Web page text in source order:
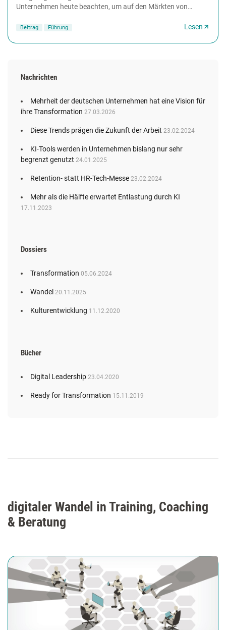
Unternehmen heute beachten, um auf den Märkten von
Beitrag Führung Lesen
Nachrichten
Mehrheit der deutschen Unternehmen hat eine Vision für
ihre Transformation 27.03.2026
Diese Trends prägen die Zukunft der Arbeit 23.02.2024
KI-Tools werden in Unternehmen bislang nur sehr
begrenzt genutzt 24.01.2025
Retention- statt HR-Tech-Messe 23.02.2024
Mehr als die Hälfte erwartet Entlastung durch KI
17.11.2023
Dossiers
Transformation 05.06.2024
Wandel 20.11.2025
Kulturentwicklung 11.12.2020
Bücher
Digital Leadership 23.04.2020
Ready for Transformation 15.11.2019
digitaler Wandel in Training, Coaching
& Beratung